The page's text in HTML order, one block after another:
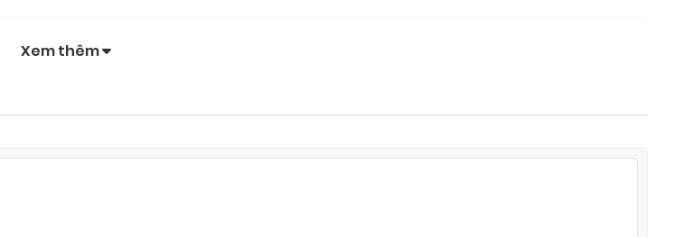
Xem thêm